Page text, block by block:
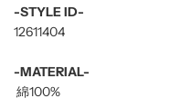
-STYLE ID-
12611404
-MATERIAL-
綿100%